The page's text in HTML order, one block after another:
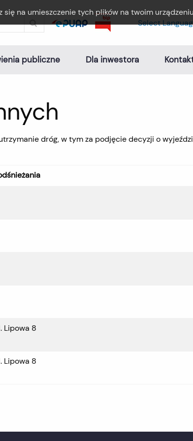
na umieszczenie tych plików na twoim urządzeniu
Select
publiczne Dla inwestora
dróg, w tym za podjęcie decyzji o
Lipowa 8
Lipowa 8